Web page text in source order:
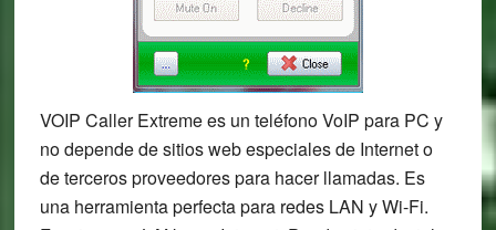
VOIP Caller Extreme es un teléfono VoIP para PC y
no depende de sitios web especiales de Internet o
de terceros proveedores para hacer llamadas. Es
una herramienta perfecta para redes LAN y Wi-Fi.